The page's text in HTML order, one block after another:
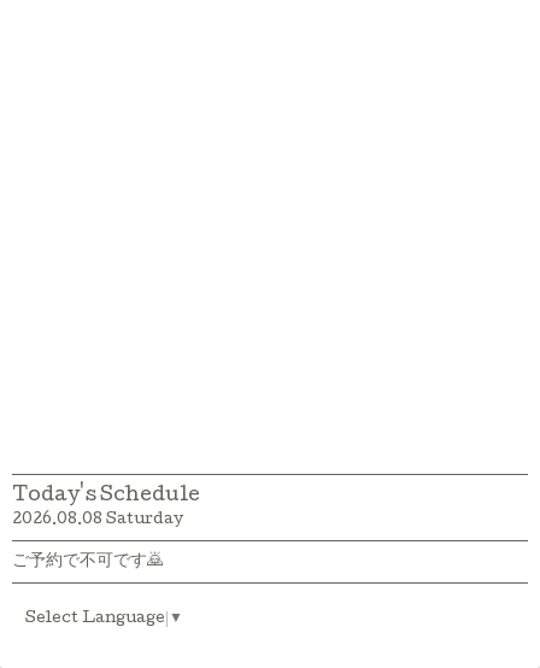
Today's Schedule
2026.08.08 Saturday
ご予約で不可です🙇
Select Language ▼